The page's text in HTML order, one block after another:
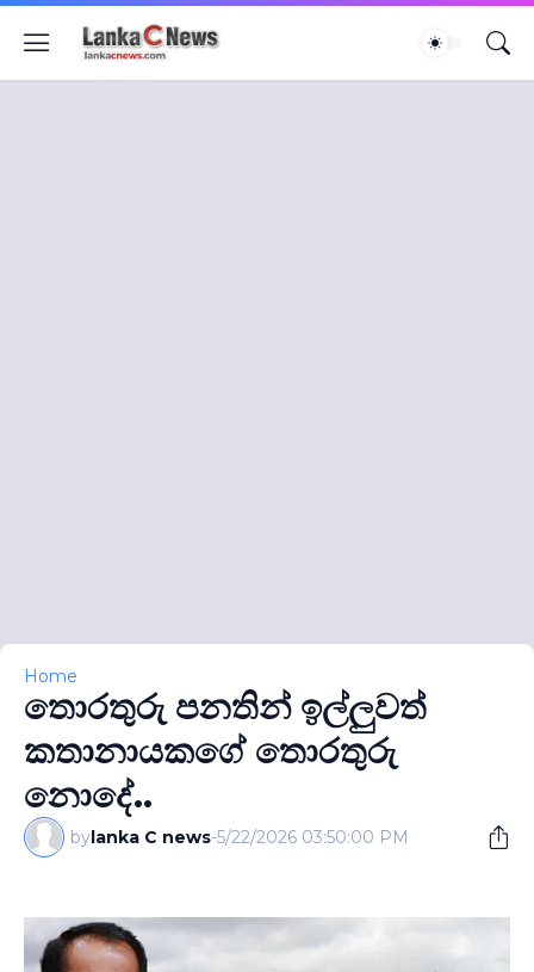
Home
තොරතුරු පනතින් ඉල්ලුවත්
කතානායකගේ තොරතුරු
නොදේ..
bylanka C news-5/22/2026 03:50:00 PM